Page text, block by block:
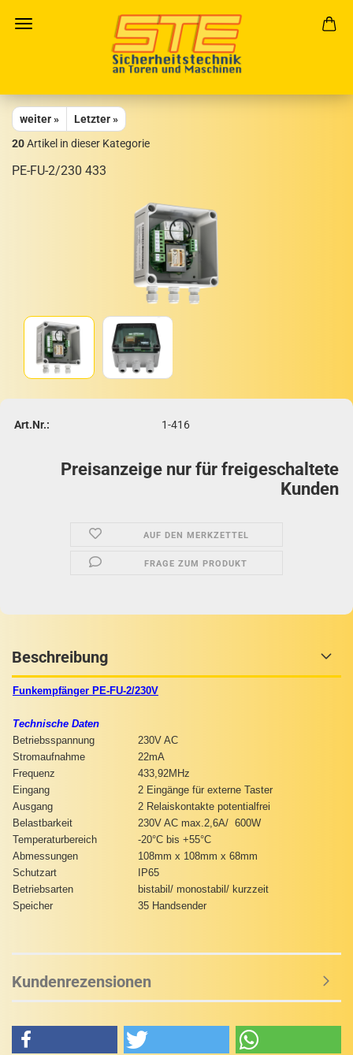
weiter »
Letzter »
20Artikel in dieser Kategorie
PE-​FU-2/230 433
Art.Nr.: 1-416
Preisanzeige nur für freigeschaltete
Kunden
AUF DEN MERKZETTEL
FRAGE ZUM PRODUKT
Beschreibung
Funkempfänger PE-FU-2/230V
Technische Daten
Betriebsspannung
230V AC
Stromaufnahme
22mA
Frequenz
433,92MHz
Eingang
2 Eingänge für externe Taster
Ausgang
2 Relaiskontakte potentialfrei
Belastbarkeit
230V AC max.2,6A/ 600W
Temperaturbereich
-20°C bis +55°C
Abmessungen
108mm x 108mm x 68mm
Schutzart
IP65
Betriebsarten
bistabil/ monostabil/ kurzzeit
Speicher
35 Handsender
Kundenrezensionen